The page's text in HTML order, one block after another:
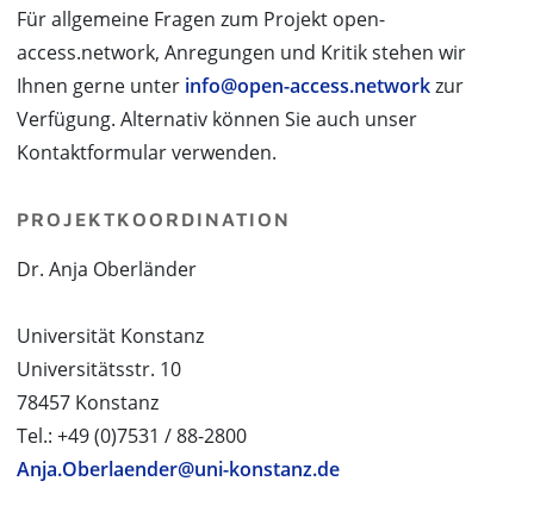
Für allgemeine Fragen zum Projekt open-
access.network, Anregungen und Kritik stehen wir
Ihnen gerne unter info@open-access.networkzur
Verfügung. Alternativ können Sie auch unser
Kontaktformular verwenden.
PROJEKTKOORDINATION
Dr. Anja Oberländer
Universität Konstanz
Universitätsstr. 10
78457 Konstanz
Tel.: +49 (0)7531 / 88-2800
Anja.Oberlaender@uni-konstanz.de